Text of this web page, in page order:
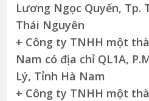
Lương Ngọc Quyến, Tp.
Thái Nguyên
+ Công ty TNHH một
Nam có địa chỉ QL1A,
Lý, Tỉnh Hà Nam
+ Công ty TNHH một